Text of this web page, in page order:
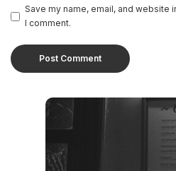
Save my name, email, and website
I comment.